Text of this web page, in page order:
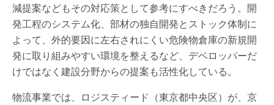
減提案などもその対応策として参考にすべきだろう。開
発工程のシステム化、部材の独自開発とストック体制に
よって、外的要因に左右されにくい危険物倉庫の新規開
発に取り組みやすい環境を整えるなど、デベロッパーだ
けではなく建設分野からの提案も活性化している。
物流事業では、ロジスティード（東京都中央区）が、京